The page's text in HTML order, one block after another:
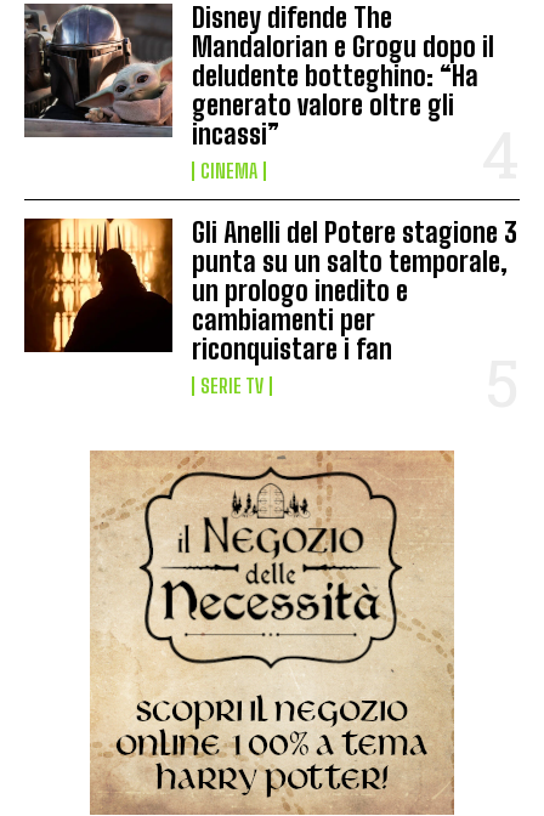
Disney difende The
Mandalorian e Grogu dopo il
deludente botteghino: “Ha
generato valore oltre gli
incassi”
CINEMA
Gli Anelli del Potere stagione 3
punta su un salto temporale,
un prologo inedito e
cambiamenti per
riconquistare i fan
SERIE TV